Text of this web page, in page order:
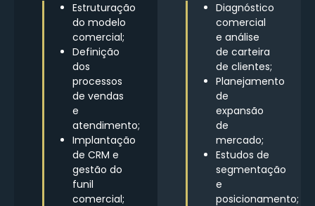
Estruturação
do modelo
comercial;
Definição
dos
processos
de vendas
e
atendimento;
Implantação
de CRM e
gestão do
funil
comercial;
Diagnóstico
comercial
e análise
de carteira
de clientes;
Planejamento
de
expansão
de
mercado;
Estudos de
segmentação
e
posicionamento;